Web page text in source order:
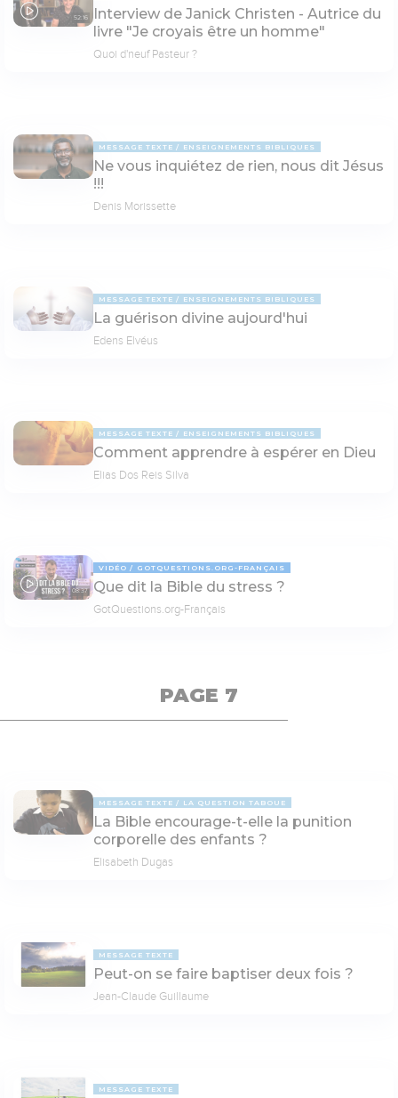
52:16
Interview de Janick Christen - Autrice du
livre "Je croyais être un homme"
Quoi d'neuf Pasteur ?
MESSAGE TEXTE ENSEIGNEMENTS BIBLIQUES
Ne vous inquiétez de rien, nous dit Jésus
!!!
Denis Morissette
MESSAGE TEXTE ENSEIGNEMENTS BIBLIQUES
La guérison divine aujourd'hui
Edens Elvéus
MESSAGE TEXTE ENSEIGNEMENTS BIBLIQUES
Comment apprendre à espérer en Dieu
Elias Dos Reis Silva
08:37
VIDÉO GOTQUESTIONS.ORG-FRANÇAIS
Que dit la Bible du stress ?
GotQuestions.org-Français
PAGE 7
MESSAGE TEXTE LA QUESTION TABOUE
La Bible encourage-t-elle la punition
corporelle des enfants ?
Elisabeth Dugas
MESSAGE TEXTE
Peut-on se faire baptiser deux fois ?
Jean-Claude Guillaume
MESSAGE TEXTE